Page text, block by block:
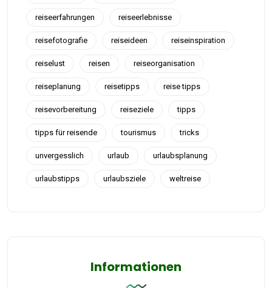
reiseerfahrungen reiseerlebnisse
reisefotografie reiseideen reiseinspiration
reiselust reisen reiseorganisation
reiseplanung reisetipps reise tipps
reisevorbereitung reiseziele tipps
tipps für reisende tourismus tricks
unvergesslich urlaub urlaubsplanung
urlaubstipps urlaubsziele weltreise
Informationen